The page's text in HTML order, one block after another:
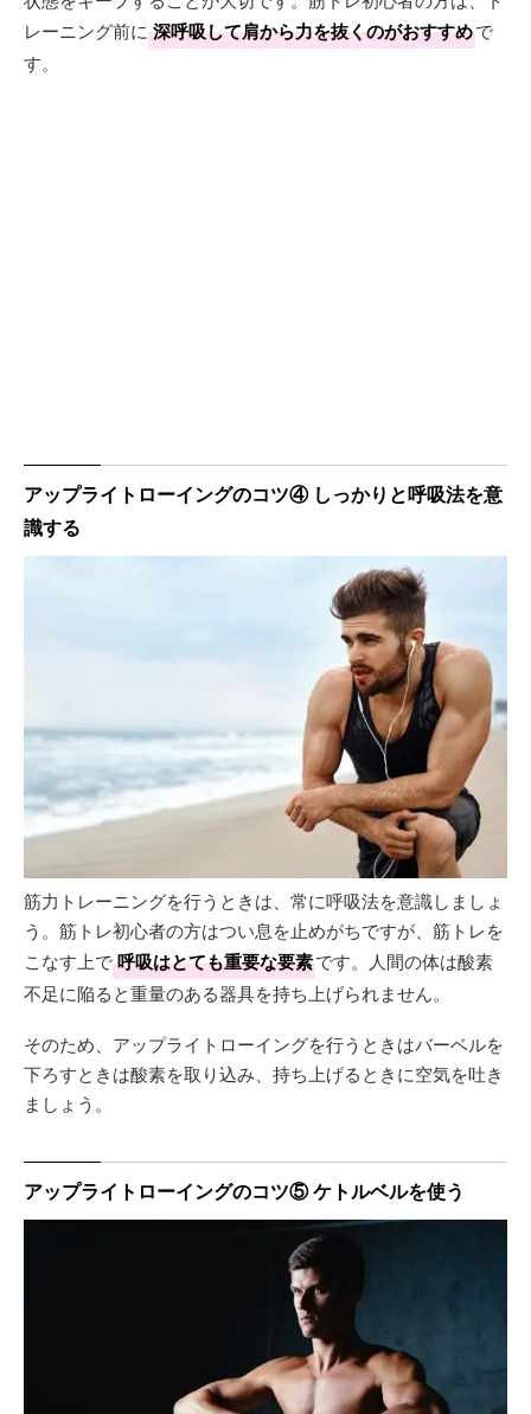
レーニング前に 深呼吸して肩から力を抜くのがおすすめで
す。
アップライトローイングのコツ④ しっかりと呼吸法を意
識する
筋力トレーニングを行うときは、常に呼吸法を意識しましょ
う。筋トレ初心者の方はつい息を止めがちですが、筋トレを
こなす上で呼吸はとても重要な要素です。人間の体は酸素
不足に陥ると重量のある器具を持ち上げられません。
そのため、アップライトローイングを行うときはバーベルを
下ろすときは酸素を取り込み、持ち上げるときに空気を吐き
ましょう。
アップライトローイングのコツ⑤ ケトルベルを使う